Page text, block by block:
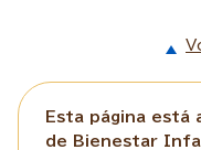
Esta página está
de Bienestar